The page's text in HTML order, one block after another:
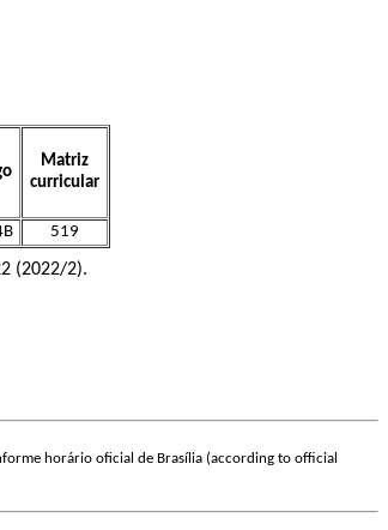
Matriz
curricular
519
(2022/2).
horário oficial de Brasília (according to official